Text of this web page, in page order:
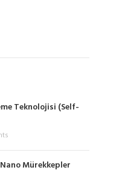
Teknolojisi (Self-
Mürekkepler